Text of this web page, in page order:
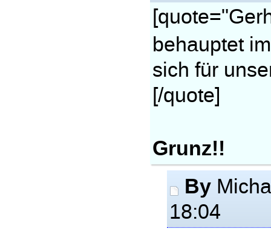
behauptet
sich für
[/quote]
Grunz!!
By
18:04